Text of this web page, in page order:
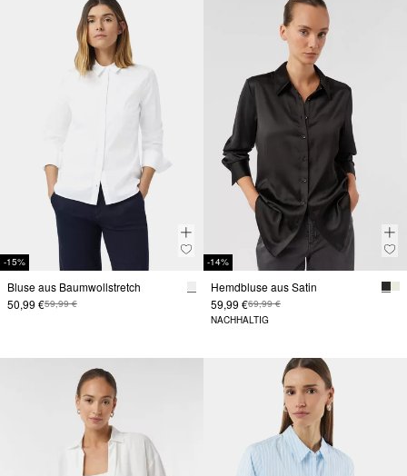
-15%
Bluse aus Baumwollstretch
50,99 €59,99 €
-14%
Hemdbluse aus Satin
59,99 €69,99 €
NACHHALTIG